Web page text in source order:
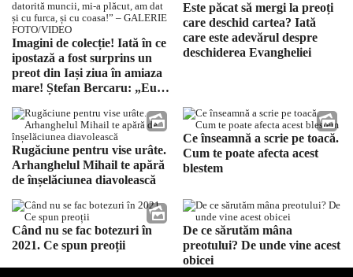
Imagini de colecție! Iată în ce
ipostază a fost surprins un
preot din Iași ziua în amiaza
mare! Ștefan Bercaru: „Eu
muncii, mi-a plăcut, am dat și
cu furca, și cu coasa!” –
GALERIE FOTO/VIDEO
Este păcat să mergi la preoți
care deschid cartea? Iată
care este adevărul despre
deschiderea Evangheliei
Rugăciune pentru vise urâte.
Arhanghelul Mihail te apără
de înșelăciunea diavolească
Ce înseamnă a scrie pe toacă.
Cum te poate afecta acest
blestem
Când nu se fac botezuri în
2021. Ce spun preoții
De ce sărutăm mâna
preotului? De unde vine acest
obicei